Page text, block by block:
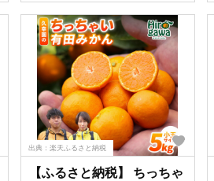
出典：楽天ふるさと納税
【ふるさと納税】 ちっちゃ